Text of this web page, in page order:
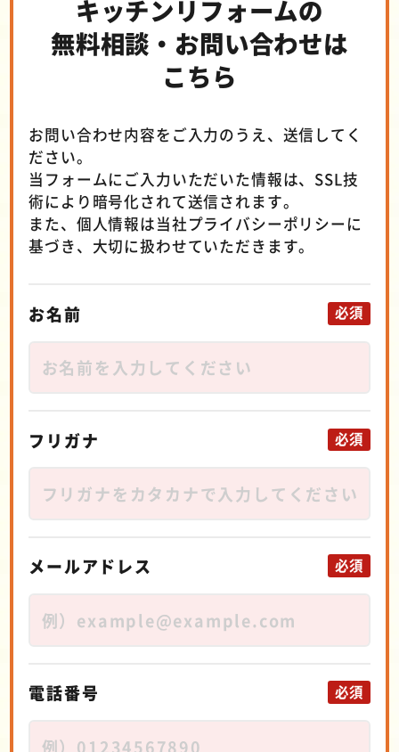
キッチンリフォームの
無料相談・お問い合わせは
こちら
お問い合わせ内容をご入力のうえ、送信してく
ださい。
当フォームにご入力いただいた情報は、SSL技
術により暗号化されて送信されます。
また、個人情報は当社プライバシーポリシー に
基づき、大切に扱わせていただきます。
お名前 必須
フリガナ 必須
メールアドレス 必須
電話番号 必須